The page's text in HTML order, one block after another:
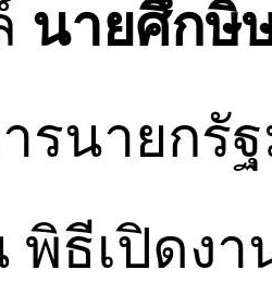
นายศึกษิ
รนายกรั
พิธีเปิดง